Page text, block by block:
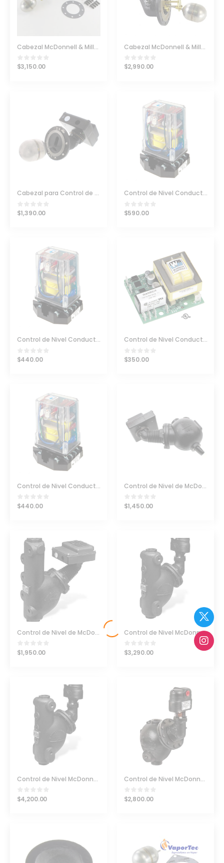
Cabezal McDonnell & Miller Modelo 93-7B-HD PN 163200
$3,150.00
Cabezal McDonnell & Miller para 94-M-HD y 194-M-HD
$2,990.00
Cabezal para Control de Nivel de McDonnell & Miller Serie 150
$1,390.00
Control de Nivel Conductividad Warrick 16DMC1A0
$590.00
Control de Nivel Conductividad Warrick 16MA1A0
$440.00
Control de Nivel Conductividad Warrick 26B1D0
$350.00
Control de Nivel Conductividad Warrick 26MA1A0
$440.00
Control de Nivel de McDonnell & Miller Serie 150S
$1,450.00
Control de Nivel de McDonnell & Miller Serie 157S
$1,950.00
Control de Nivel McDonnell & Miller 194
$3,290.00
Control de Nivel McDonnell & Miller 194-7B PN 167200
$4,200.00
Control de Nivel McDonnell & Miller 94
$2,800.00